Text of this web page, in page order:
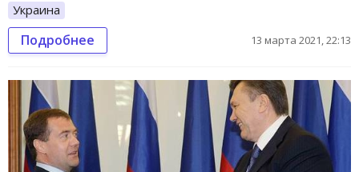
Украина
Подробнее 13 марта 2021, 22:13